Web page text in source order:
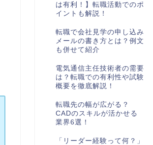
は有利！】転職活動でのポ
イントも解説！
転職で会社見学の申し込み
メールの書き方とは？例文
も併せて紹介
電気通信主任技術者の需要
は？転職での有利性や試験
概要を徹底解説！
転職先の幅が広がる？
CADのスキルが活かせる
業界6選！
「リーダー経験って何？」